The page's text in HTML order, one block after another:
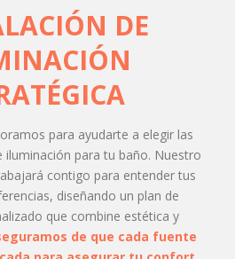
DE
para ayudarte a elegir las
iluminación para tu baño. Nuestro
contigo para entender tus
diseñando un plan de
que combine estética y
de que cada fuente